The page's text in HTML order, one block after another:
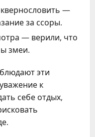
—
за ссоры.
— верили, что
змеи.
эти
к
себе отдых,